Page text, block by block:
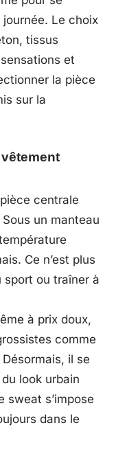
Le choix
tissus
et
la pièce
sur la
centrale
un manteau
Ce n’est plus
sport ou traîner à
à prix doux,
comme
il se
look urbain
sweat s’impose
dans le